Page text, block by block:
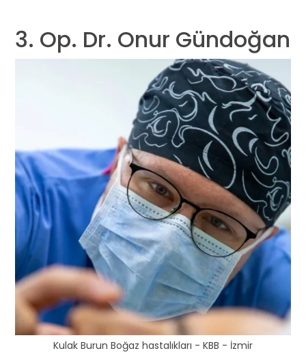
3. Op. Dr. Onur Gündoğan
Kulak Burun Boğaz hastalıkları - KBB - İzmir